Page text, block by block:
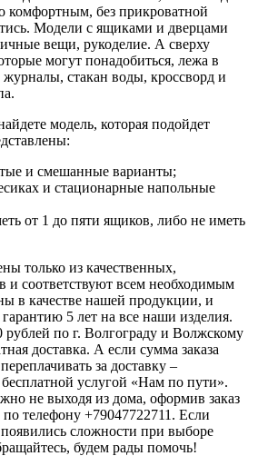
комфортным, без прикроватной
Модели с ящиками и дверцами
вещи, рукоделие. А сверху
могут понадобиться, лежа в
стакан воды, кроссворд и
модель, которая подойдет
и смешанные варианты;
и стационарные напольные
от 1 до пяти ящиков, либо не иметь
только из качественных,
и соответствуют всем необходимым
в качестве нашей продукции, и
5 лет на все наши изделия.
рублей по г. Волгограду и Волжскому
доставка. А если сумма заказа
за доставку –
услугой «Нам по пути».
не выходя из дома, оформив заказ
телефону +79047722711. Если
сложности при выборе
будем рады помочь!